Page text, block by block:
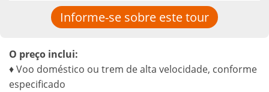
Informe-se sobre este tour
O preço inclui:
♦ Voo doméstico ou trem de alta velocidade, conforme
especificado